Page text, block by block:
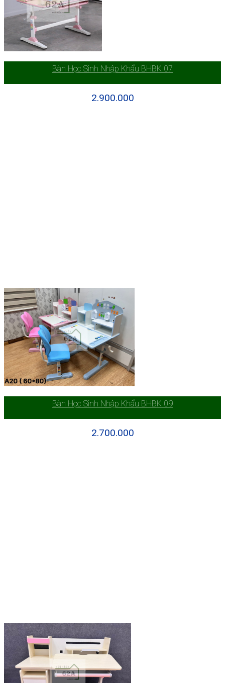
Bàn Học Sinh Nhập Khẩu BHBK 07
2.900.000
Bàn Học Sinh Nhập Khẩu BHBK 09
2.700.000